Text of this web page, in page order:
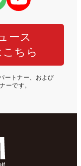
ース
ちら
ートナー、および
ーです。